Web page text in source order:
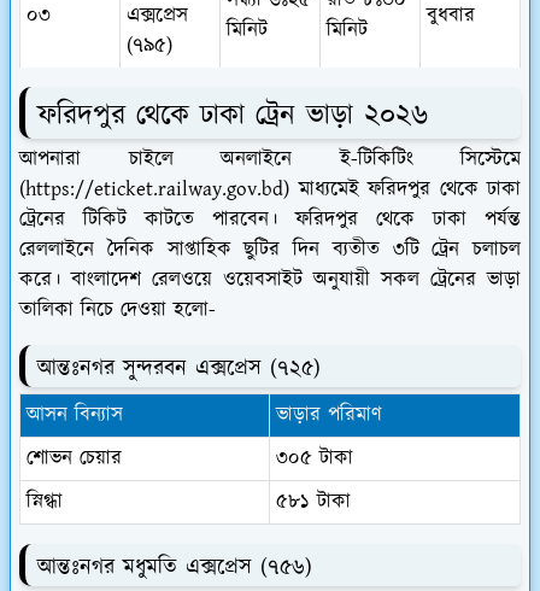
০৩
এক্সপ্রেস
(৭৯৫)
মিনিট
মিনিট
বুধবার
ফরিদপুর থেকে ঢাকা ট্রেন ভাড়া ২০২৬
আপনারা চাইলে অনলাইনে ই-টিকিটিং সিস্টেমে
(https://eticket.railway.gov.bd) মাধ্যমেই ফরিদপুর থেকে ঢাকা
ট্রেনের টিকিট কাটতে পারবেন। ফরিদপুর থেকে ঢাকা পর্যন্ত
রেললাইনে দৈনিক সাপ্তাহিক ছুটির দিন ব্যতীত ৩টি ট্রেন চলাচল
করে। বাংলাদেশ রেলওয়ে ওয়েবসাইট অনুযায়ী সকল ট্রেনের ভাড়া
তালিকা নিচে দেওয়া হলো-
আন্তঃনগর সুন্দরবন এক্সপ্রেস (৭২৫)
আসন বিন্যাস
ভাড়ার পরিমাণ
শোভন চেয়ার
৩০৫ টাকা
স্নিগ্ধা
৫৮১ টাকা
আন্তঃনগর মধুমতি এক্সপ্রেস (৭৫৬)